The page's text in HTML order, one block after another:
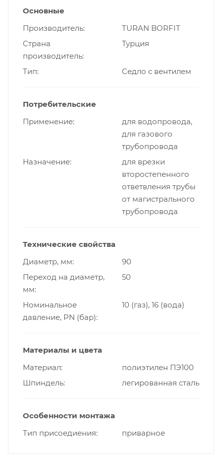
Основные
Производитель
TURAN BORFIT
Страна
производитель
Турция
Тип Cедло с вентилем
Потребительские
Применение
для водопровода,
для газового
трубопровода
Назначение
для врезки
второстепенного
ответвления трубы
от магистрального
трубопровода
Технические свойства
Диаметр, мм
90
Переход на диаметр,
мм
50
Номинальное
давление, PN (бар)
10 (газ), 16 (вода)
Материалы и цвета
Материал
полиэтилен ПЭ100
Шпиндель
легированная сталь
Особенности монтажа
Тип присоедиения
приварное